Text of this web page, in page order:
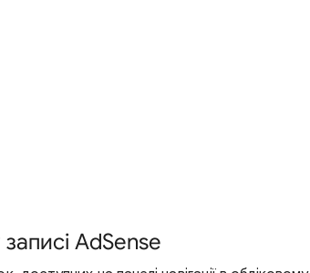
AdSense